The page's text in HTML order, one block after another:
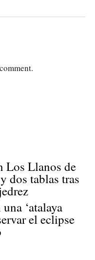
Los Llanos de
dos tablas tras
‘atalaya
el eclipse